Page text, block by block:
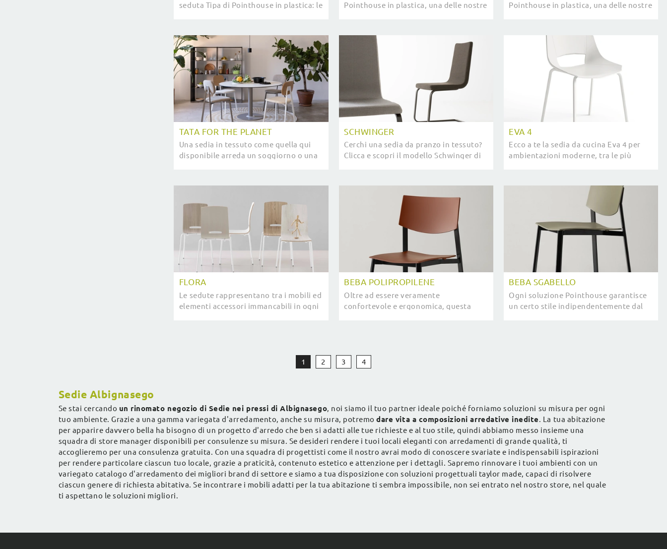
seduta Tipa di Pointhouse in plastica: le
Pointhouse in plastica, una delle nostre
Pointhouse in plastica, una delle nostre
TATA FOR THE PLANET
Una sedia in tessuto come quella qui
disponibile arreda un soggiorno o una
SCHWINGER
Cerchi una sedia da pranzo in tessuto?
Clicca e scopri il modello Schwinger di
EVA 4
Ecco a te la sedia da cucina Eva 4 per
ambientazioni moderne, tra le più
FLORA
Le sedute rappresentano tra i mobili ed
elementi accessori immancabili in ogni
BEBA POLIPROPILENE
Oltre ad essere veramente
confortevole e ergonomica, questa
BEBA SGABELLO
Ogni soluzione Pointhouse garantisce
un certo stile indipendentemente dal
1 2 3 4
Sedie Albignasego
Se stai cercando un rinomato negozio di Sedie nei pressi di Albignasego, noi siamo il tuo partner ideale poiché forniamo soluzioni su misura per ogni
tuo ambiente. Grazie a una gamma variegata d'arredamento, anche su misura, potremodare vita a composizioni arredative inedite. La tua abitazione
per apparire davvero bella ha bisogno di un progetto d'arredo che ben si adatti alle tue richieste e al tuo stile, quindi abbiamo messo insieme una
squadra di store manager disponibili per consulenze su misura. Se desideri rendere i tuoi locali eleganti con arredamenti di grande qualità, ti
accoglieremo per una consulenza gratuita. Con una squadra di progettisti come il nostro avrai modo di conoscere svariate e indispensabili ispirazioni
per rendere particolare ciascun tuo locale, grazie a praticità, contenuto estetico e attenzione per i dettagli. Sapremo rinnovare i tuoi ambienti con un
variegato catalogo d'arredamento dei migliori brand di settore e siamo a tua disposizione con soluzioni progettuali taylor made, capaci di risolvere
ciascun genere di richiesta abitativa. Se incontrare i mobili adatti per la tua abitazione ti sembra impossibile, non sei entrato nel nostro store, nel quale
ti aspettano le soluzioni migliori.